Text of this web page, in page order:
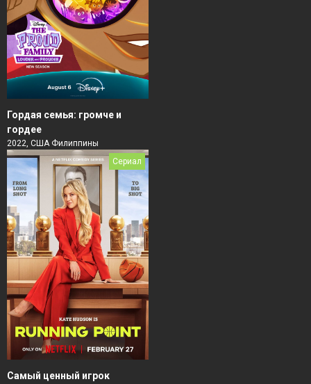
Гордая семья: громче и
гордее
2022, США Филиппины
Сериал
Самый ценный игрок